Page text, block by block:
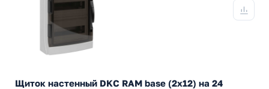
Щиток настенный DKC RAM base (2х12) на 24